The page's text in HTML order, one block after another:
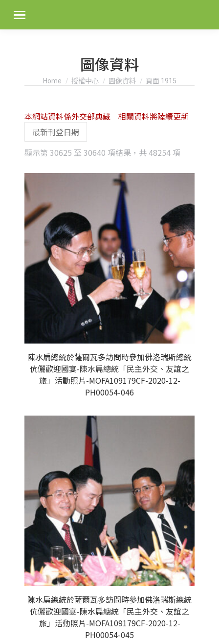
圖像資料
You are here:
Home 授權中心 圖像資料 頁面 1915
顯示第 30625 至 30640 項結果，共 48254 項
latest
本網站資料係外交部典藏 相關資料將陸續更新
陳水扁總統於薩爾瓦多訪問時參加佛洛瑞斯總統
伉儷歡迎國宴-陳水扁總統「民主外交、友誼之
旅」活動照片-MOFA109179CF-2020-12-
PH00054-046
陳水扁總統於薩爾瓦多訪問時參加佛洛瑞斯總統
伉儷歡迎國宴-陳水扁總統「民主外交、友誼之
旅」活動照片-MOFA109179CF-2020-12-
PH00054-045